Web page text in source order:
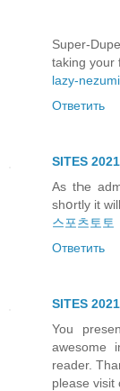
Super-
taking your
lazy-
Ответить
SITES 2021
Аs tҺe
shօrtly іt
스포츠토토
Ответить
SITES 2021
You
awesome
reader.
please visit